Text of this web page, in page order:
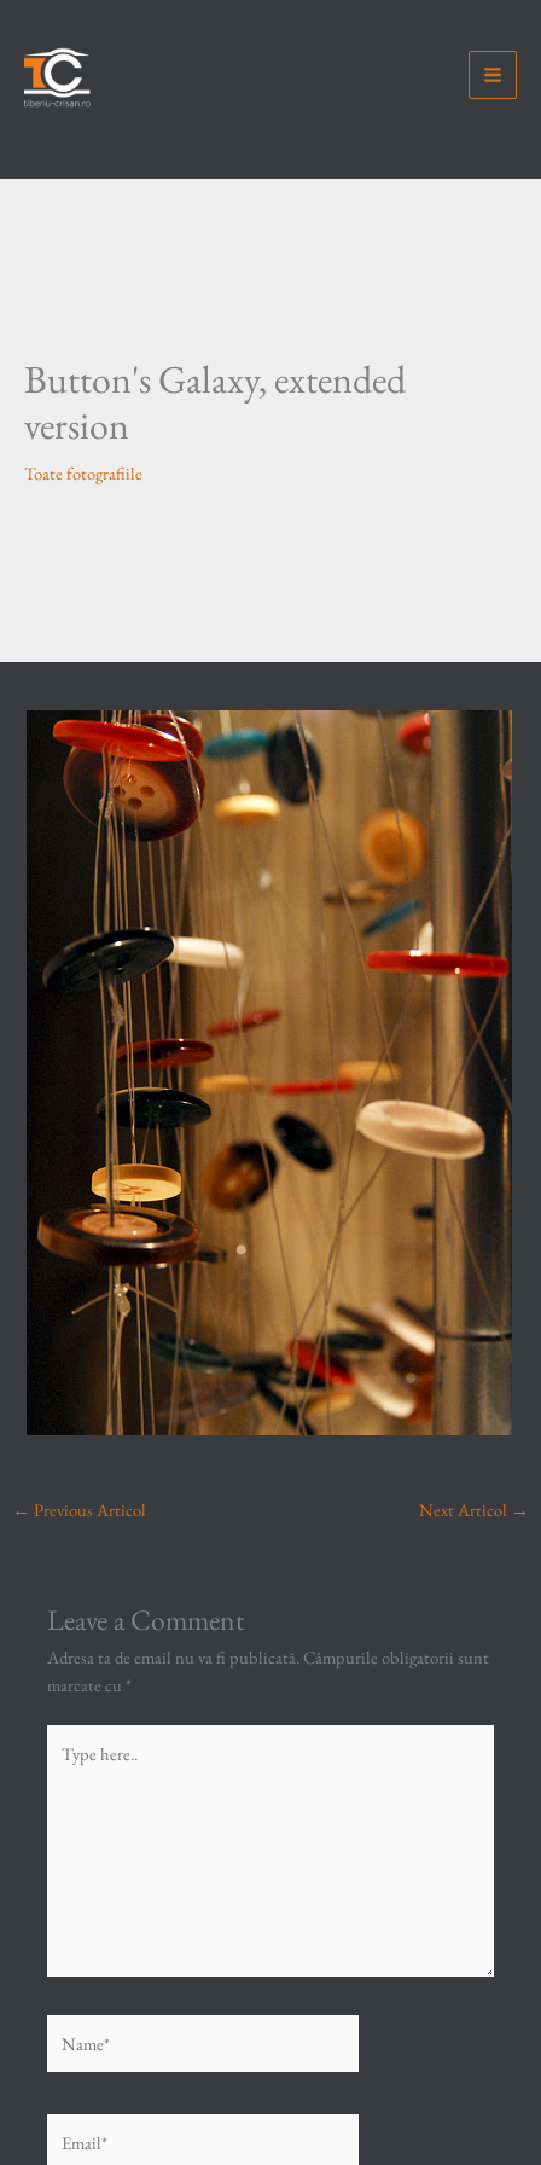
content
Button's Galaxy, extended
version
Toate fotografiile
← Previous Articol Next Articol →
Leave a Comment
Adresa ta de email nu va fi publicată. Câmpurile obligatorii sunt
marcate cu *
here..